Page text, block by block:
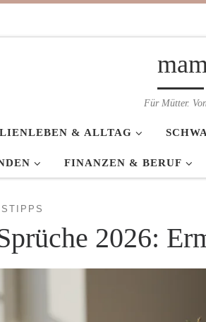
Für Mütter.
& ALLTAG
FINANZEN & BERUF
2026: